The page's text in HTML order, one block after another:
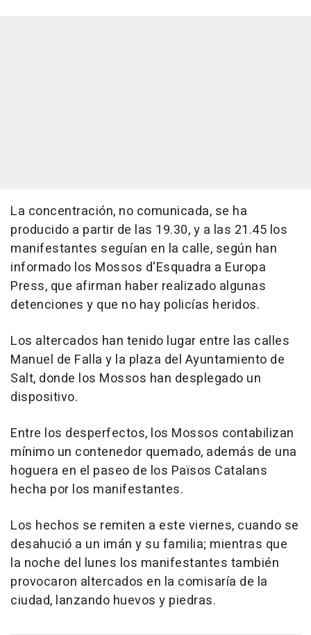
La concentración, no comunicada, se ha
producido a partir de las 19.30, y a las 21.45 los
manifestantes seguían en la calle, según han
informado los Mossos d'Esquadra a Europa
Press, que afirman haber realizado algunas
detenciones y que no hay policías heridos.
Los altercados han tenido lugar entre las calles
Manuel de Falla y la plaza del Ayuntamiento de
Salt, donde los Mossos han desplegado un
dispositivo.
Entre los desperfectos, los Mossos contabilizan
mínimo un contenedor quemado, además de una
hoguera en el paseo de los Països Catalans
hecha por los manifestantes.
Los hechos se remiten a este viernes, cuando se
desahució a un imán y su familia; mientras que
la noche del lunes los manifestantes también
provocaron altercados en la comisaría de la
ciudad, lanzando huevos y piedras.